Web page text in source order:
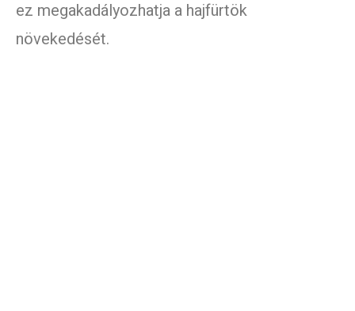
ez megakadályozhatja a hajfürtök
növekedését.